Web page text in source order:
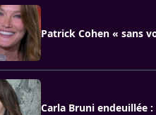
Patrick Cohen « sans
Carla Bruni endeuillée